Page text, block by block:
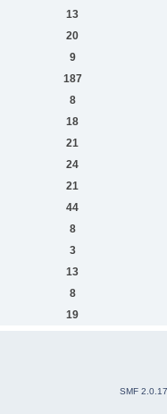
13
20
9
187
8
18
21
24
21
44
8
3
13
8
19
SMF 2.0.17